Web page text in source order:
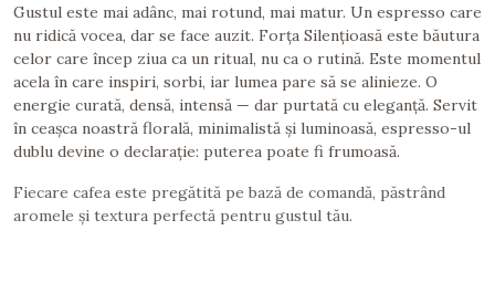
Gustul este mai adânc, mai rotund, mai matur. Un espresso care
nu ridică vocea, dar se face auzit. Forța Silențioasă este băutura
celor care încep ziua ca un ritual, nu ca o rutină. Este momentul
acela în care inspiri, sorbi, iar lumea pare să se alinieze. O
energie curată, densă, intensă — dar purtată cu eleganță. Servit
în ceașca noastră florală, minimalistă și luminoasă, espresso-ul
dublu devine o declarație: puterea poate fi frumoasă.
Fiecare cafea este pregătită pe bază de comandă, păstrând
aromele și textura perfectă pentru gustul tău.